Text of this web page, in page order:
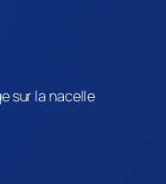
sur la nacelle